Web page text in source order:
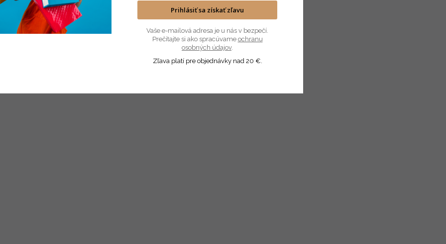
Prihlásiť sa získať zľavu
Vaše e-mailová adresa je u nás v bezpečí.
Prečítajte si ako spracúvame ochranu
osobných údajov.
Zľava platí pre objednávky nad 20 €.